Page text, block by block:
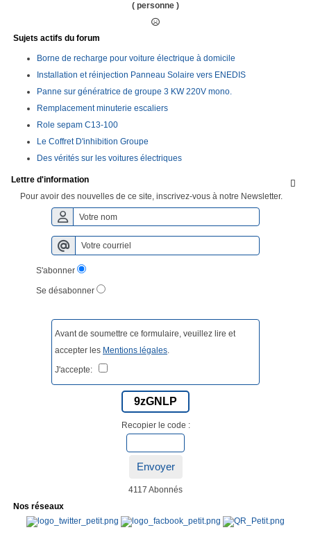
( personne )
Sujets actifs du forum
Borne de recharge pour voiture électrique à domicile
Installation et réinjection Panneau Solaire vers ENEDIS
Panne sur génératrice de groupe 3 KW 220V mono.
Remplacement minuterie escaliers
Role sepam C13-100
Le Coffret D'inhibition Groupe
Des vérités sur les voitures électriques

Lettre d'information
Pour avoir des nouvelles de ce site, inscrivez-vous à notre Newsletter.
S'abonner
Se désabonner
Avant de soumettre ce formulaire, veuillez lire et
accepter les Mentions légales.
J'accepte:
9zGNLP
Recopier le code :
Envoyer
4117 Abonnés
Nos réseaux